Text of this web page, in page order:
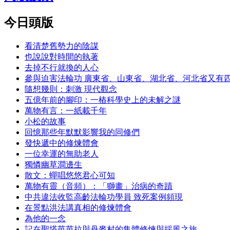
今日頭版
看清楚舊勢力的陰謀
也說說對時間的執著
去掉不行就換的人心
參與迫害法輪功 廣東省、山東省、湖北省、河北省又有
隨想幾則：刺激 現代觀念
五億年前的腳印：一樁科學史上的未解之謎
萬物有言：一紙載千年
小松的故事
回憶那些年默默影響我的同修們
發快遞中的修煉體會
一位幸運的無助老人
獨憐幽草澗邊生
散文：蟬唱悠悠君心可知
萬物有靈（音頻）：「獅畫」治病的奇蹟
中共違法收監高齡法輪功學員 致死案例頻現
在景點洪法講真相的修煉體會
為他的一念